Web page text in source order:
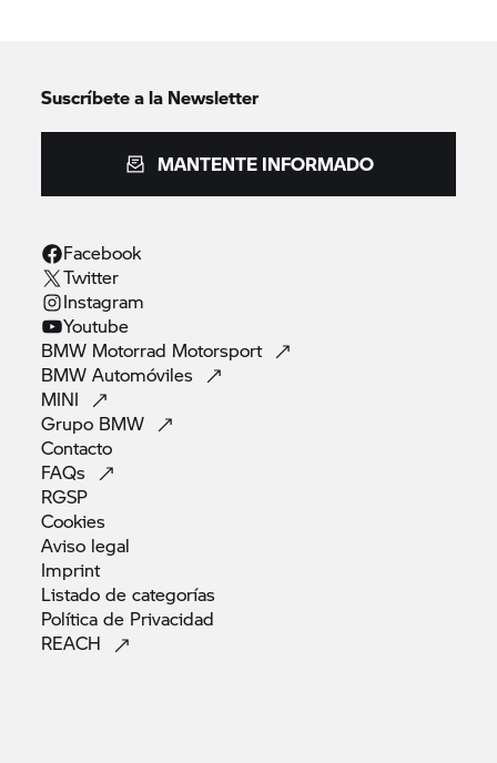
Suscríbete a la Newsletter
MANTENTE INFORMADO
Facebook
Twitter
Instagram
Youtube
BMW Motorrad Motorsport
BMWAutomóviles
MINI
Grupo BMW
Contacto
FAQs
RGSP
Cookies
Aviso legal
Imprint
Listado decategorías
Política de Privacidad
REACH